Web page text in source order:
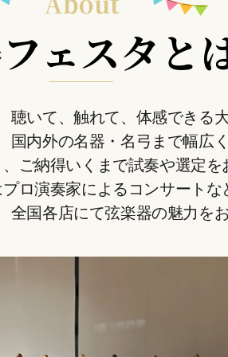
ェスタと
聴いて、触れて、体感できる大
国内外の名器・名弓まで幅広
ご納得いくまで試奏や選定を
ロ演奏家によるコンサートな
国各店にて弦楽器の魅力を